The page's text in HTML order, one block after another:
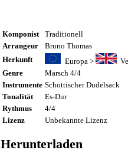
Komponist
Traditionell
Arrangeur
Bruno Thomas
Herkunft
Europa>
Genre
Marsch 4/4
Instrumente Schottischer Dudelsack
Tonalität
Es-Dur
Rythmus
4/4
Lizenz
Unbekannte Lizenz
Herunterladen